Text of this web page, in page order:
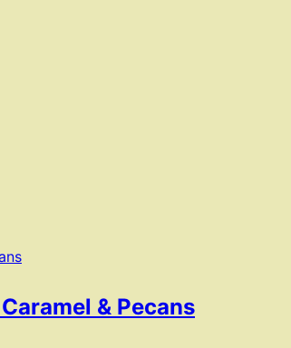
& Pecans